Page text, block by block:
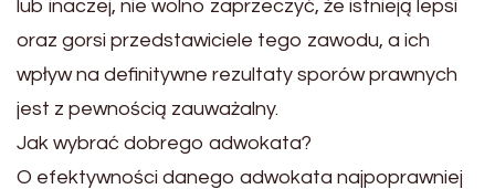
lub inaczej, nie wolno zaprzeczyć, że istnieją lepsi
oraz gorsi przedstawiciele tego zawodu, a ich
wpływ na definitywne rezultaty sporów prawnych
jest z pewnością zauważalny.
Jak wybrać dobrego adwokata?
O efektywności danego adwokata najpoprawniej